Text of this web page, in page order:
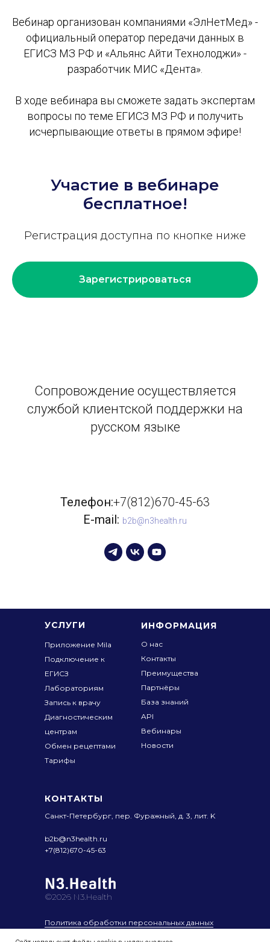
Вебинар организован компаниями «ЭлНетМед» -
официальный оператор передачи данных в
ЕГИСЗ МЗ РФ и «Альянс Айти Технолоджи» -
разработчик МИС «Дента».
В ходе вебинара вы сможете задать экспертам
вопросы по теме ЕГИСЗ МЗ РФ и получить
исчерпывающие ответы в прямом эфире!
Участие в вебинаре
бесплатное!
Регистрация доступна по кнопке ниже
Зарегистрироваться
Сопровождение осуществляется
службой клиентской поддержки на
русском языке
Телефон:+7(812)670-45-63
E-mail: b2b@n3health.ru
Политика обработки персональных данных
КОНТАКТЫ
Санкт-Петербург, пер. Фуражный, д. 3, лит. K
b2b@n3health.ru
+7(812)670-45-63
ИНФОРМАЦИЯ
О нас
Контакты
Преимущества
Партнёры
База знаний
API
Вебинары
Новости
©2026 N3.Health
УСЛУГИ
Приложение Mila
Подключение к
ЕГИСЗ
Лабораториям
Запись к врачу
Диагностическим
центрам
Обмен рецептами
Тарифы